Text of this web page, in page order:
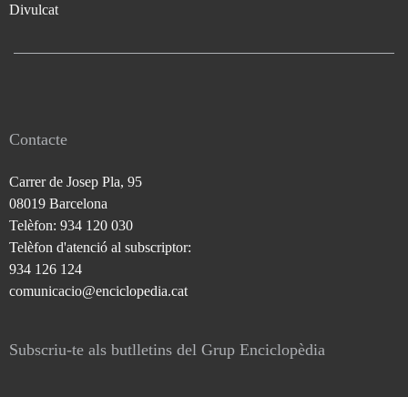
Divulcat
Contacte
Carrer de Josep Pla, 95
08019 Barcelona
Telèfon: 934 120 030
Telèfon d'atenció al subscriptor:
934 126 124
comunicacio@enciclopedia.cat
Subscriu-te als butlletins del Grup Enciclopèdia